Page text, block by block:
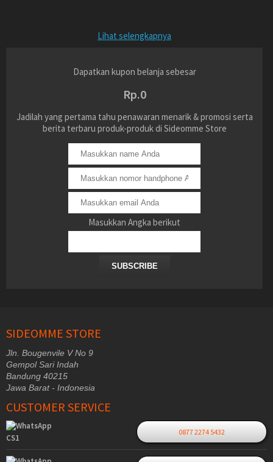
Lihat selengkapnya
Dapatkan kupon belanja sebesar
Rp.0
Jadilah yang pertama tahu penawaran menarik & promosi serta
berita terbaru produk-produk di Sideomme Store
Masukkan Angka berikut
SUBSCRIBE
SIDEOMME STORE
Jln. Bougenvile V No 9
Gempol Sari Indah
Bandung 40215
Jawa Barat - Indonesia
CUSTOMER SERVICE
CS1
0877 2274 5432